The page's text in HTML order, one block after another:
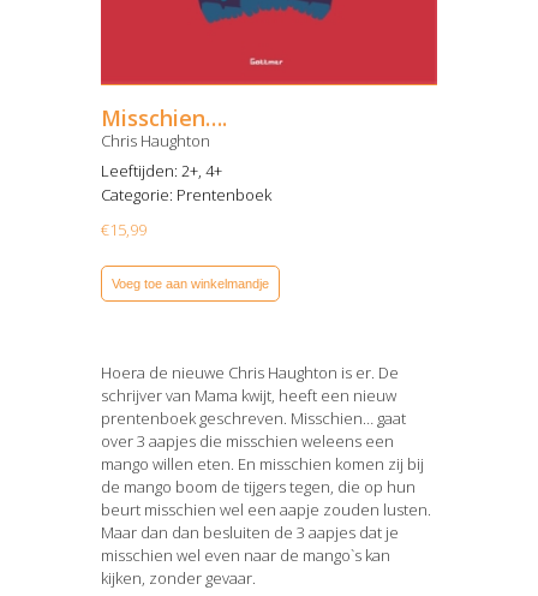
Misschien….
Chris Haughton
Leeftijden: 2+, 4+
Categorie: Prentenboek
€15,99
Voeg toe aan winkelmandje
Hoera de nieuwe Chris Haughton is er. De
schrijver van Mama kwijt, heeft een nieuw
prentenboek geschreven. Misschien… gaat
over 3 aapjes die misschien weleens een
mango willen eten. En misschien komen zij bij
de mango boom de tijgers tegen, die op hun
beurt misschien wel een aapje zouden lusten.
Maar dan dan besluiten de 3 aapjes dat je
misschien wel even naar de mango`s kan
kijken, zonder gevaar.